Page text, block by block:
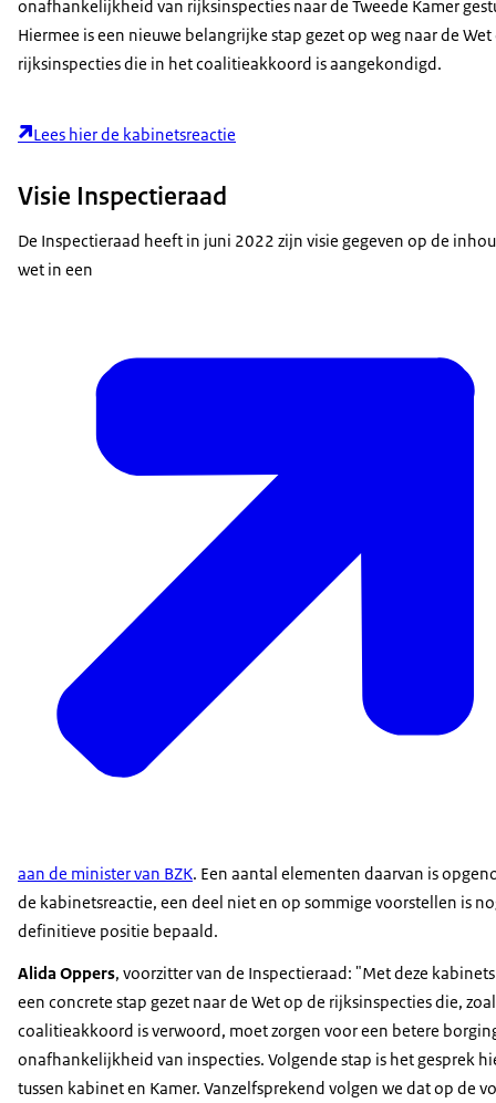
onafhankelijkheid van rijksinspecties naar de Tweede Kamer
Hiermee is een nieuwe belangrijke stap gezet op weg naar de
rijksinspecties die in het coalitieakkoord is aangekondigd.
Lees hier de kabinetsreactie
Visie Inspectieraad
De Inspectieraad heeft in juni 2022 zijn visie gegeven op de
wet in een
aan de minister van BZK. Een aantal elementen daarvan is
de kabinetsreactie, een deel niet en op sommige voorstellen is
definitieve positie bepaald.
Alida Oppers, voorzitter van de Inspectieraad: "Met deze
een concrete stap gezet naar de Wet op de rijksinspecties die,
coalitieakkoord is verwoord, moet zorgen voor een betere
onafhankelijkheid van inspecties. Volgende stap is het gesprek
tussen kabinet en Kamer. Vanzelfsprekend volgen we dat op de